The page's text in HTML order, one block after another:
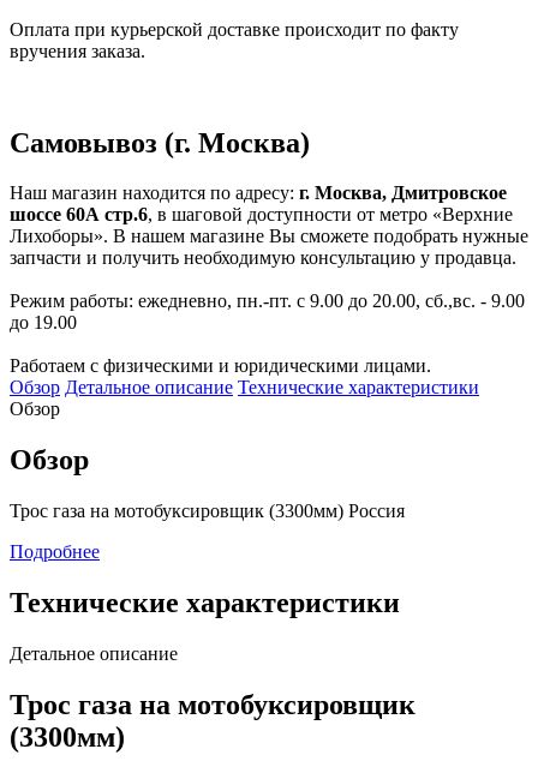
Оплата при курьерской доставке происходит по факту
вручения заказа.
Самовывоз (г. Москва)
Наш магазин находится по адресу: г. Москва, Дмитровское
шоссе 60А стр.6, в шаговой доступности от метро «Верхние
Лихоборы». В нашем магазине Вы сможете подобрать нужные
запчасти и получить необходимую консультацию у продавца.
Режим работы: ежедневно, пн.-пт. с 9.00 до 20.00, сб.,вс. - 9.00
до 19.00
Работаем с физическими и юридическими лицами.
Обзор Детальное описание Технические характеристики
Обзор
Обзор
Трос газа на мотобуксировщик (3300мм) Россия
Подробнее
Технические характеристики
Детальное описание
Трос газа на мотобуксировщик
(3300мм)